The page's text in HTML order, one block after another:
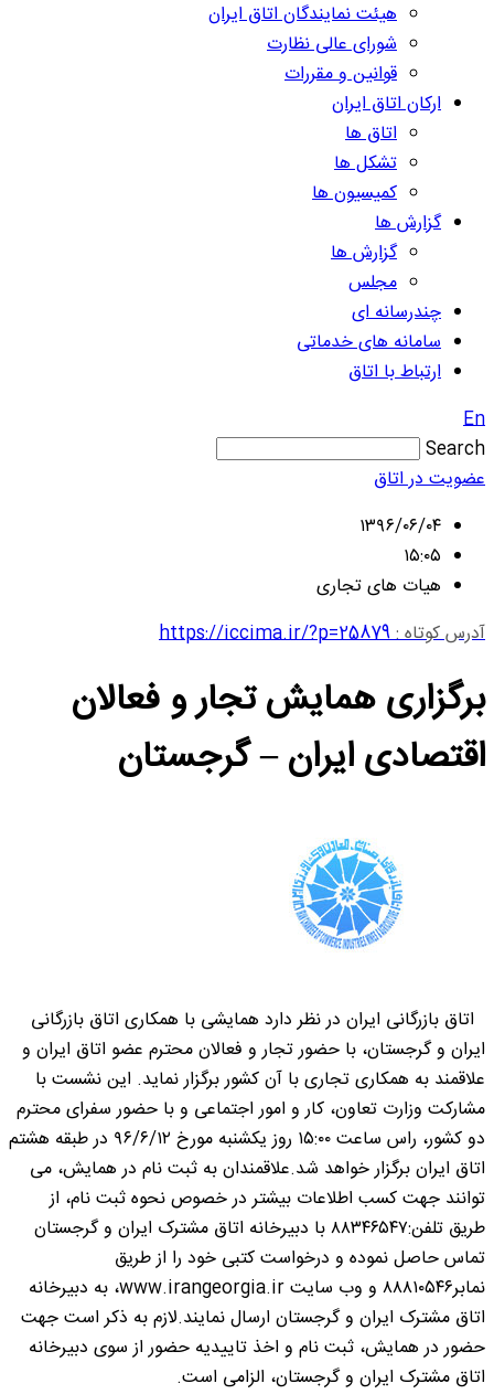
هیئت نمایندگان اتاق ایران
شورای عالی نظارت
قوانین و مقررات
ارکان اتاق ایران
اتاق ها
تشکل ها
کمیسیون ها
گزارش ها
گزارش ها
مجلس
چندرسانه ای
سامانه های خدماتی
ارتباط با اتاق
En
Search
عضویت در اتاق
۱۳۹۶/۰۶/۰۴
۱۵:۰۵
هیات های تجاری
آدرس کوتاه :https://iccima.ir/?p=25879
برگزاری همایش تجار و فعالان
اقتصادی ایران – گرجستان
اتاق بازرگانی ایران در نظر دارد همایشی با همکاری اتاق بازرگانی
ایران و گرجستان، با حضور تجار و فعالان محترم عضو اتاق ایران و
علاقمند به همکاری تجاری با آن کشور برگزار نماید. این نشست با
مشارکت وزارت تعاون، کار و امور اجتماعی و با حضور سفرای محترم
دو کشور، راس ساعت ۱۵:۰۰ روز یکشنبه مورخ ۹۶/۶/۱۲ در طبقه هشتم
اتاق ایران برگزار خواهد شد.علاقمندان به ثبت نام در همایش، می
توانند جهت کسب اطلاعات بیشتر در خصوص نحوه ثبت نام، از
طریق تلفن:۸۸۳۴۶۵۴۷ با دبیرخانه اتاق مشترک ایران و گرجستان
تماس حاصل نموده و درخواست کتبی خود را از طریق
نمابر۸۸۸۱۰۵۴۶ و وب سایت www.irangeorgia.ir، به دبیرخانه
اتاق مشترک ایران و گرجستان ارسال نمایند.لازم به ذکر است جهت
حضور در همایش، ثبت نام و اخذ تاییدیه حضور از سوی دبیرخانه
اتاق مشترک ایران و گرجستان، الزامی است.